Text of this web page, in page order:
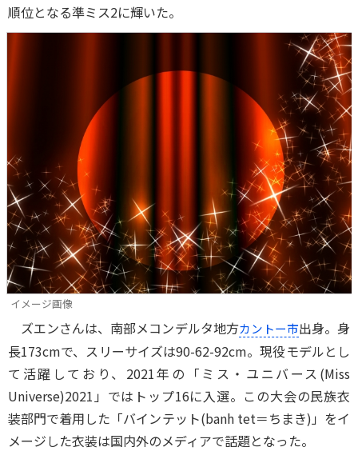
順位となる準ミス2に輝いた。
イメージ画像
ズエンさんは、南部メコンデルタ地方カントー市出身。身
長173cmで、スリーサイズは90-62-92cm。現役モデルとし
て活躍しており、2021年の「ミス・ユニバース(Miss
Universe)2021」ではトップ16に入選。この大会の民族衣
装部門で着用した「バインテット(banh tet＝ちまき)」をイ
メージした衣装は国内外のメディアで話題となった。